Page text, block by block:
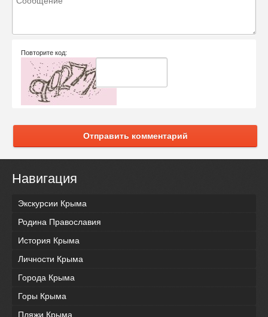
Повторите код:
Отправить комментарий
Навигация
Экскурсии Крыма
Родина Православия
История Крыма
Личности Крыма
Города Крыма
Горы Крыма
Пляжи Крыма